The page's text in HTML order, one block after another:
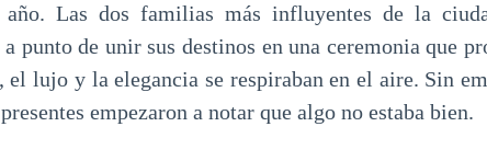
Las dos familias más influyentes de la
punto de unir sus destinos en una ceremonia que
el lujo y la elegancia se respiraban en el aire. Sin
empezaron a notar que algo no estaba bien.